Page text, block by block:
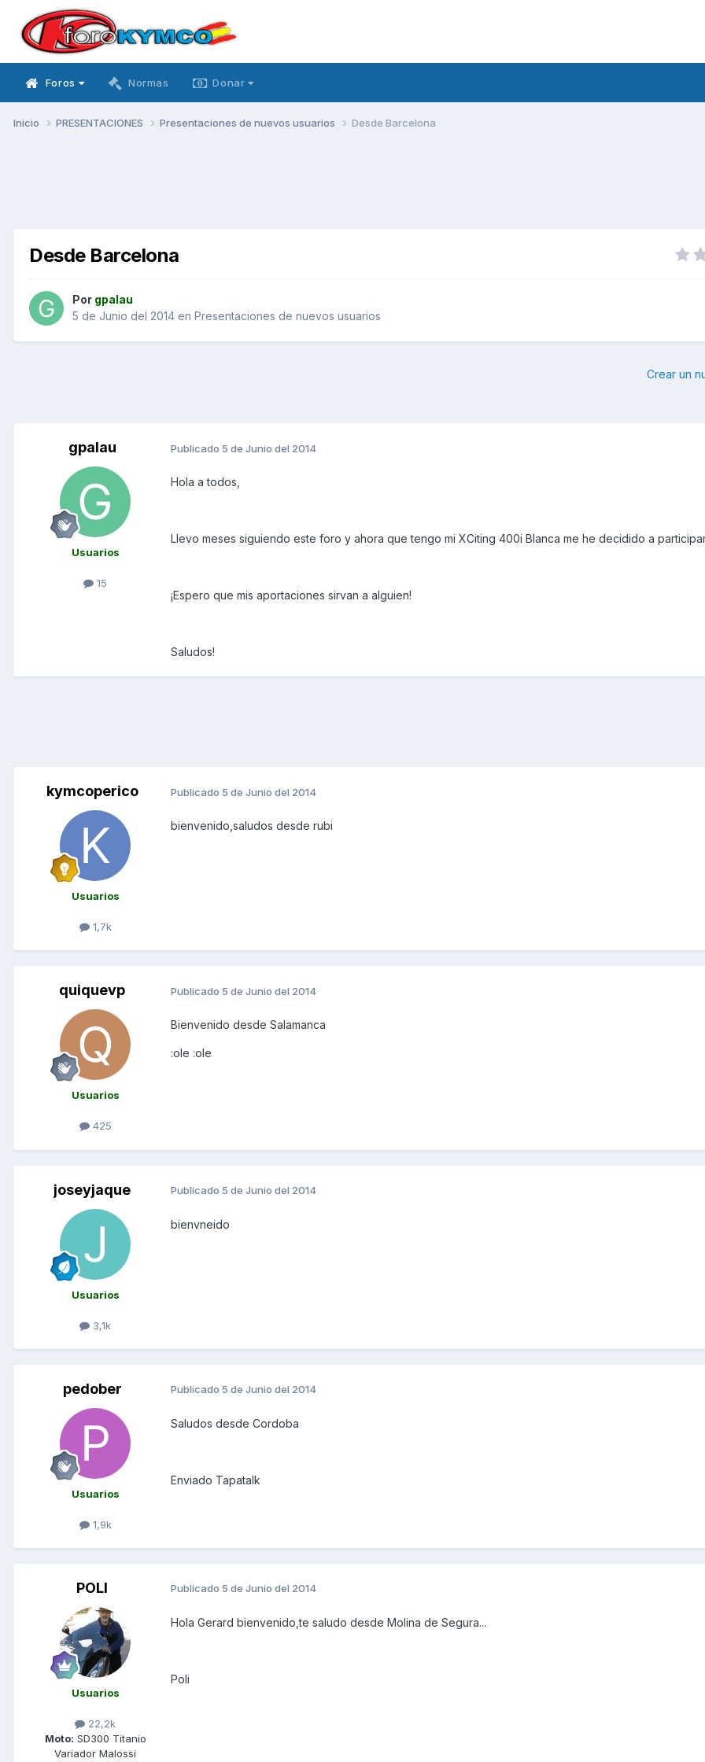
Foros Normas Donar
Inicio PRESENTACIONES Presentaciones de nuevos usuarios Desde Barcelona
Desde Barcelona
Por gpalau
5 de Junio del 2014 en Presentaciones de nuevos usuarios
Crear un
gpalau
Usuarios
15
Publicado 5 de Junio del 2014
Hola a todos,
Llevo meses siguiendo este foro y ahora que tengo mi XCiting 400i Blanca me he decidido a
¡Espero que mis aportaciones sirvan a alguien!
Saludos!
kymcoperico
Usuarios
1,7k
Publicado 5 de Junio del 2014
bienvenido,saludos desde rubi
quiquevp
Usuarios
425
Publicado 5 de Junio del 2014
Bienvenido desde Salamanca
:ole :ole
joseyjaque
Usuarios
3,1k
Publicado 5 de Junio del 2014
bienvneido
pedober
Usuarios
1,9k
Publicado 5 de Junio del 2014
Saludos desde Cordoba
Enviado Tapatalk
POLI
Usuarios
22,2k
Moto: SD300 Titanio
Variador Malossi
Publicado 5 de Junio del 2014
Hola Gerard bienvenido,te saludo desde Molina de Segura...
Poli